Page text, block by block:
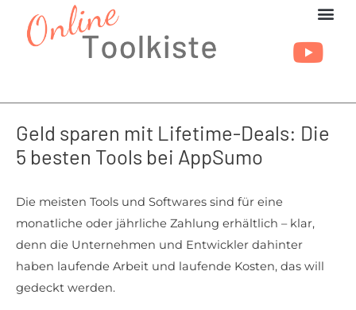
Inhalt
Geld sparen mit Lifetime-Deals: Die
5 besten Tools bei AppSumo
Die meisten Tools und Softwares sind für eine
monatliche oder jährliche Zahlung erhältlich – klar,
denn die Unternehmen und Entwickler dahinter
haben laufende Arbeit und laufende Kosten, das will
gedeckt werden.